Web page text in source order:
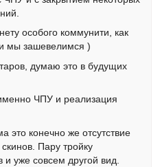
особого коммунити, как
мы зашевелимся )
думаю это в будущих
ЧПУ и реализация
конечно же отсутствие
Пару тройку
уже совсем другой вид.